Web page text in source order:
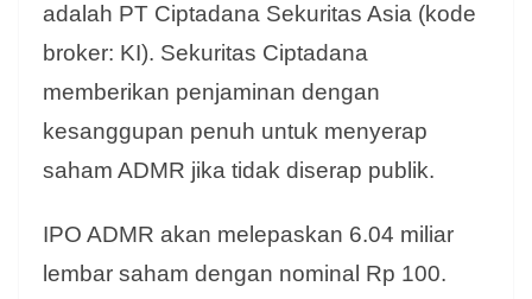
adalah PT Ciptadana Sekuritas Asia (kode
broker: KI). Sekuritas Ciptadana
memberikan penjaminan dengan
kesanggupan penuh untuk menyerap
saham ADMR jika tidak diserap publik.
IPO ADMR akan melepaskan 6.04 miliar
lembar saham dengan nominal Rp 100.